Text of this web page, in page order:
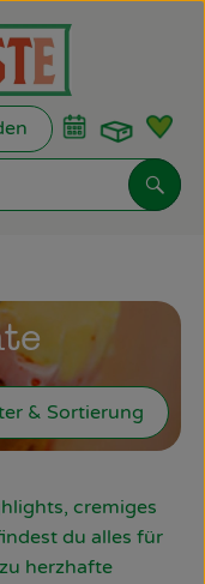
oder
& Sortierung
cremiges
du alles für
herzhafte